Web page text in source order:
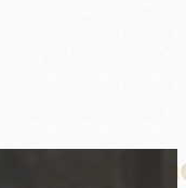
für